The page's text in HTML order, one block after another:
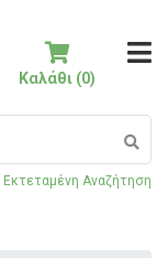
Εκτεταμένη Αναζήτηση
Καλάθι (0)